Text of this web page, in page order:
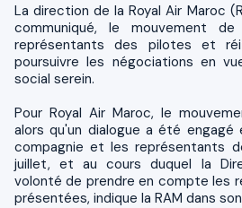
La direction de la Royal Air Maroc (RAM) a déploré, dans un
communiqué, le mouvement
représentants des pilotes et
poursuivre les négociations en
social serein.
Pour Royal Air Maroc, le
alors qu'un dialogue a été
compagnie et les représentants
juillet, et au cours duquel la
volonté de prendre en compte les
présentées, indique la RAM dans